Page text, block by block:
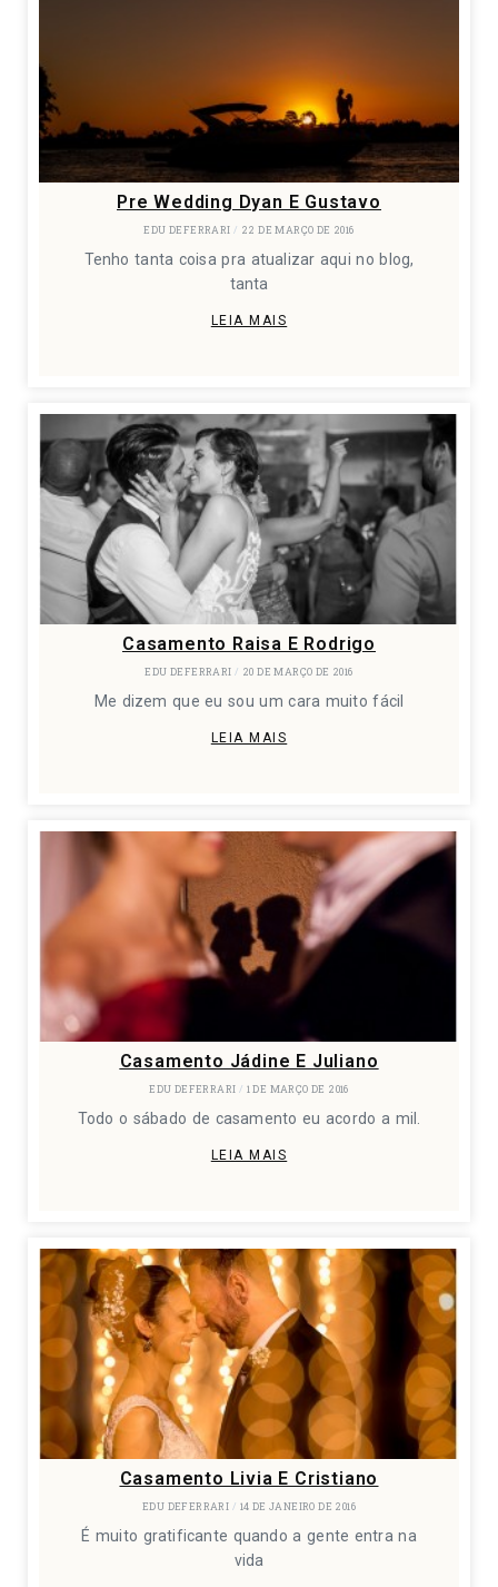
Pre Wedding Dyan E Gustavo
EDU DEFERRARI 22 DE MARÇO DE 2016
Tenho tanta coisa pra atualizar aqui no blog,
tanta
LEIA MAIS
Casamento Raisa E Rodrigo
EDU DEFERRARI 20 DE MARÇO DE 2016
Me dizem que eu sou um cara muito fácil
LEIA MAIS
Casamento Jádine E Juliano
EDU DEFERRARI 1 DE MARÇO DE 2016
Todo o sábado de casamento eu acordo a mil.
LEIA MAIS
Casamento Livia E Cristiano
EDU DEFERRARI 14 DE JANEIRO DE 2016
É muito gratificante quando a gente entra na
vida